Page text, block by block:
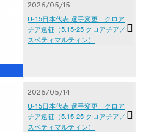
2026/05/15
U-15日本代表 選手変更 クロア
チア遠征（5.15-25 クロアチア／
スベティマルティン）
2026/05/14
U-15日本代表 選手変更 クロア
チア遠征（5.15-25 クロアチア／
スベティマルティン）